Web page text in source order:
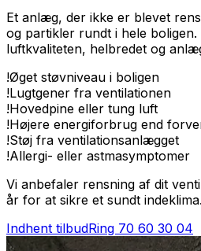
Et anlæg, der ikke er blevet
og partikler rundt i hele
luftkvaliteten, helbredet og
!Øget støvniveau i boligen
!Lugtgener fra ventilationen
!Hovedpine eller tung luft
!Højere energiforbrug end
!Støj fra ventilationsanlægget
!Allergi- eller astmasymptomer
Vi anbefaler rensning af dit
år for at sikre et sundt indeklima.
Indhent tilbudRing 70 60 30 04